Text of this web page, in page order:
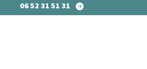
06 52 31 51 31